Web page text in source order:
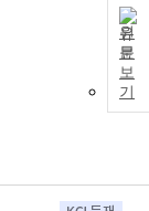
evolution and
developmental
Fasciology
states that the
human body
systems: the
supporting-
원
문
보
기